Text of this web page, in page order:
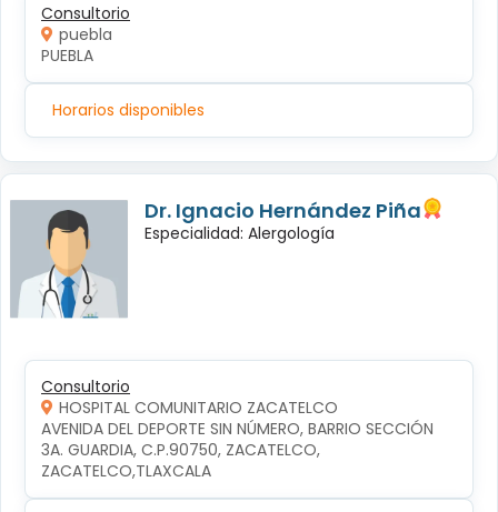
Consultorio
puebla
PUEBLA
Horarios disponibles
Dr. Ignacio Hernández Piña
Especialidad: Alergología
Consultorio
HOSPITAL COMUNITARIO ZACATELCO
AVENIDA DEL DEPORTE SIN NÚMERO, BARRIO SECCIÓN
3A. GUARDIA, C.P.90750, ZACATELCO,
ZACATELCO,TLAXCALA